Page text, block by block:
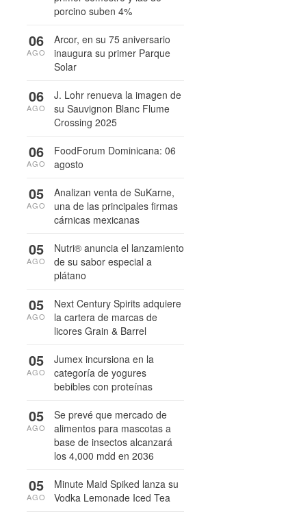
porcino suben 4%
Arcor, en su 75 aniversario
inaugura su primer Parque
Solar
06
AGO
J. Lohr renueva la imagen de
su Sauvignon Blanc Flume
Crossing 2025
06
AGO
FoodForum Dominicana: 06
agosto
06
AGO
Analizan venta de SuKarne,
una de las principales firmas
cárnicas mexicanas
05
AGO
Nutri® anuncia el lanzamiento
de su sabor especial a
plátano
05
AGO
Next Century Spirits adquiere
la cartera de marcas de
licores Grain & Barrel
05
AGO
Jumex incursiona en la
categoría de yogures
bebibles con proteínas
05
AGO
Se prevé que mercado de
alimentos para mascotas a
base de insectos alcanzará
los 4,000 mdd en 2036
05
AGO
Minute Maid Spiked lanza su
Vodka Lemonade Iced Tea
05
AGO